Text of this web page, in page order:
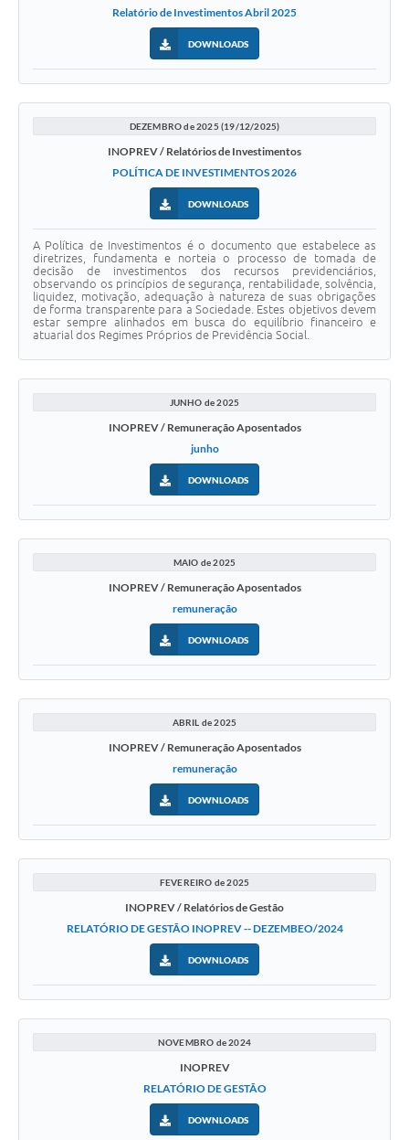
Relatório de Investimentos Abril 2025
DOWNLOADS
DEZEMBRO de 2025 (19/12/2025)
INOPREV / Relatórios de Investimentos
POLÍTICA DE INVESTIMENTOS 2026
DOWNLOADS
A Política de Investimentos é o documento que estabelece as
diretrizes, fundamenta e norteia o processo de tomada de
decisão de investimentos dos recursos previdenciários,
observando os princípios de segurança, rentabilidade, solvência,
liquidez, motivação, adequação à natureza de suas obrigações
de forma transparente para a Sociedade. Estes objetivos devem
estar sempre alinhados em busca do equilíbrio financeiro e
atuarial dos Regimes Próprios de Previdência Social.
JUNHO de 2025
INOPREV / Remuneração Aposentados
junho
DOWNLOADS
MAIO de 2025
INOPREV / Remuneração Aposentados
remuneração
DOWNLOADS
ABRIL de 2025
INOPREV / Remuneração Aposentados
remuneração
DOWNLOADS
FEVEREIRO de 2025
INOPREV / Relatórios de Gestão
RELATÓRIO DE GESTÃO INOPREV -- DEZEMBEO/2024
DOWNLOADS
NOVEMBRO de 2024
INOPREV
RELATÓRIO DE GESTÃO
DOWNLOADS